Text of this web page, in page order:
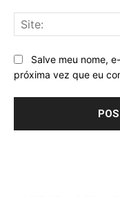
Salve meu nome,
próxima vez que eu